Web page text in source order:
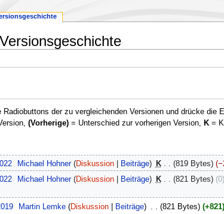
der zu vergleichenden Versionen und drücke die
(Vorherige)= Unterschied zur vorherigen Version, K=
‎ Michael Hohner Diskussion Beiträge K 819 Bytes
‎ Michael Hohner Diskussion Beiträge K 821 Bytes 0
‎ Martin Lemke Diskussion Beiträge 821 Bytes +821